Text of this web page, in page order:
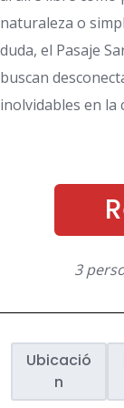
naturaleza o
duda, el Pasaje
buscan
inolvidables en la
3
Ubicació
n